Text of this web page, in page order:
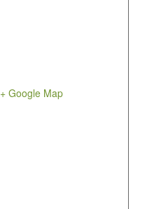
+ Google Map